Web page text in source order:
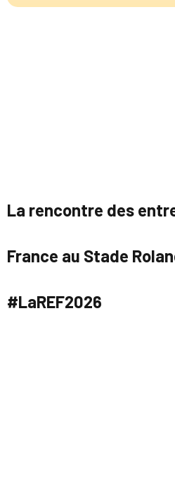
La rencontre des
France au Stade
#LaREF2026